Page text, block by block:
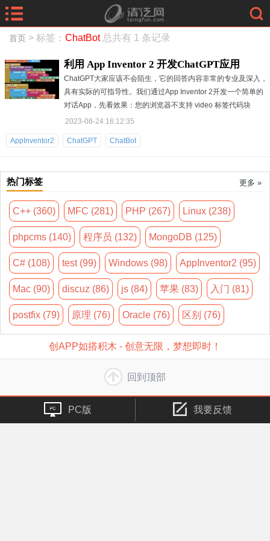
首页 > 标签： ChatBot总共有 1 条记录
利用 App Inventor 2 开发ChatGPT应用
ChatGPT大家应该不会陌生，它的回答内容非常的专业及深入，
具有实际的可指导性。我们通过App Inventor 2开发一个简单的
对话App，先看效果：您的浏览器不支持 video 标签代码块
2023-08-24 16:12:35
AppInventor2 ChatGPT ChatBot
热门标签 更多 »
C++ (360) MFC (281) PHP (267) Linux (238)
phpcms (140) 程序员 (132) MongoDB (125)
C# (108) test (99) Windows (98) AppInventor2 (95)
Mac (90) discuz (86) js (84) 苹果 (83) 入门 (81)
postfix (79) 原理 (76) Oracle (76) 区别 (76)
创APP如搭积木 - 创意无限，梦想即时！
回到顶部
PC版 我要反馈